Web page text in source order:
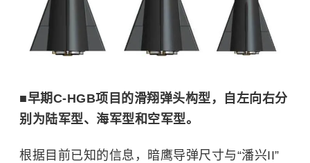
■早期C-HGB项目的滑翔弹头构型，自左向右分
别为陆军型、海军型和空军型。
根据目前已知的信息，暗鹰导弹尺寸与“潘兴II”